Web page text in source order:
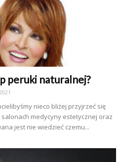
peruki naturalnej?
nieco bliżej przyjrzeć się
medycyny estetycznej oraz
jest nie wiedzieć czemu...